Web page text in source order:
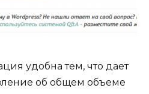
удобна тем, что дает
об общем объеме